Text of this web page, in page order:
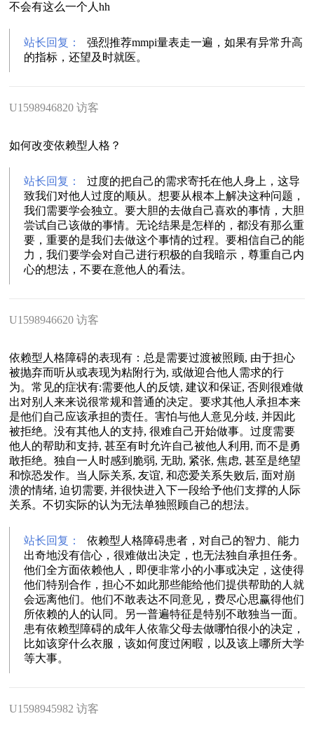
不会有这么一个人hh
站长回复：
强烈推荐mmpi量表走一遍，如果有异常升高
的指标，还望及时就医。
U1598946820 访客
如何改变依赖型人格？
站长回复：
过度的把自己的需求寄托在他人身上，这导
致我们对他人过度的顺从。想要从根本上解决这种问题，
我们需要学会独立。要大胆的去做自己喜欢的事情，大胆
尝试自己该做的事情。无论结果是怎样的，都没有那么重
要，重要的是我们去做这个事情的过程。要相信自己的能
力，我们要学会对自己进行积极的自我暗示，尊重自己内
心的想法，不要在意他人的看法。
U1598946620 访客
依赖型人格障碍的表现有：总是需要过渡被照顾, 由于担心
被抛弃而听从或表现为粘附行为, 或做迎合他人需求的行
为。常见的症状有:需要他人的反馈, 建议和保证, 否则很难做
出对别人来来说很常规和普通的决定。要求其他人承担本来
是他们自己应该承担的责任。害怕与他人意见分歧, 并因此
被拒绝。没有其他人的支持, 很难自己开始做事。过度需要
他人的帮助和支持, 甚至有时允许自己被他人利用, 而不是勇
敢拒绝。独自一人时感到脆弱, 无助, 紧张, 焦虑, 甚至是绝望
和惊恐发作。当人际关系, 友谊, 和恋爱关系失败后, 面对崩
溃的情绪, 迫切需要, 并很快进入下一段给予他们支撑的人际
关系。不切实际的认为无法单独照顾自己的想法。
站长回复：
依赖型人格障碍患者，对自己的智力、能力
出奇地没有信心，很难做出决定，也无法独自承担任务。
他们全方面依赖他人，即便非常小的小事或决定，这使得
他们特别合作，担心不如此那些能给他们提供帮助的人就
会远离他们。他们不敢表达不同意见，费尽心思赢得他们
所依赖的人的认同。另一普遍特征是特别不敢独当一面。
患有依赖型障碍的成年人依靠父母去做哪怕很小的决定，
比如该穿什么衣服，该如何度过闲暇，以及该上哪所大学
等大事。
U1598945982 访客